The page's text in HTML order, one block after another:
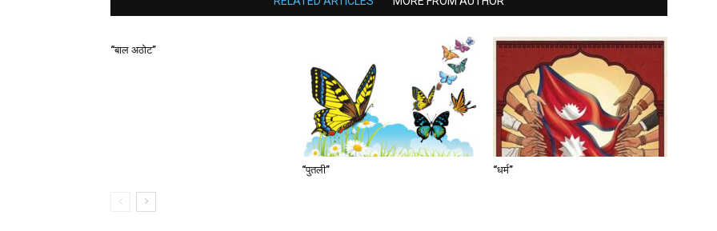
“बाल अठोट”
“पुतली” “धर्म”